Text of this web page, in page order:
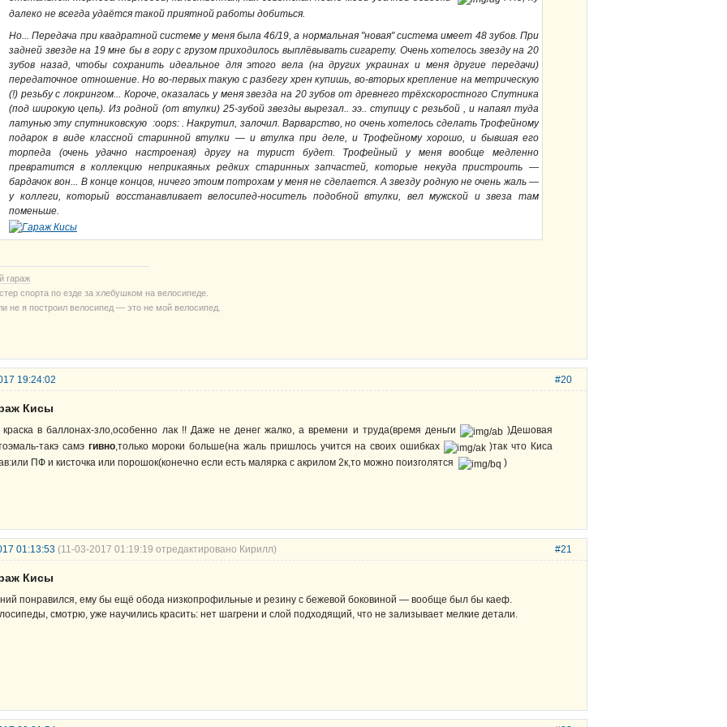
далеко не всегда удаётся такой приятной работы добиться.
Но... Передача при квадратной системе у меня была 46/19, а нормальная "новая" система имеет 48 зубов. При
задней звезде на 19 мне бы в гору с грузом приходилось выплёвывать сигарету. Очень хотелось звезду на 20
зубов назад, чтобы сохранить идеальное для этого вела (на других украинах и меня другие передачи)
передаточное отношение. Но во-первых такую с разбегу хрен купишь, во-вторых крепление на метрическую
(!) резьбу с локрингом... Короче, оказалась у меня звезда на 20 зубов от древнего трёхскоростного Спутника
(под широкую цепь). Из родной (от втулки) 25-зубой звезды вырезал.. ээ.. ступицу с резьбой , и напаял туда
латунью эту спутниковскую :oops: . Накрутил, залочил. Варварство, но очень хотелось сделать Трофейному
подарок в виде классной старинной втулки — и втулка при деле, и Трофейному хорошо, и бывшая его
торпеда (очень удачно настроеная) другу на турист будет. Трофейный у меня вообще медленно
превратится в коллекцию неприкаяных редких старинных запчастей, которые некуда пристроить —
бардачок вон... В конце концов, ничего этоим потрохам у меня не сделается. А звезду родную не очень жаль —
у коллеги, который восстанавливает велосипед-носитель подобной втулки, вел мужской и звеза там
поменьше.
гараж
спорта по езде за хлебушком на велосипеде.
не я построил велосипед — это не мой велосипед.
#20
19:24:02
Кисы
в баллонах-зло,особенно лак !! Даже не денег жалко, а времени и труда(время деньги
)Дешовая
такэ самэгивно,только мороки больше(на жаль пришлось учится на своих ошибках
)так что Киса
ПФ и кисточка или порошок(конечно если есть малярка с акрилом 2к,то можно поизголятся
)
#21
01:13:53 (11-03-2017 01:19:19 отредактировано Кирилл)
Кисы
понравился, ему бы ещё обода низкопрофильные и резину с бежевой боковиной — вообще был бы каеф.
смотрю, уже научились красить: нет шагрени и слой подходящий, что не зализывает мелкие детали.